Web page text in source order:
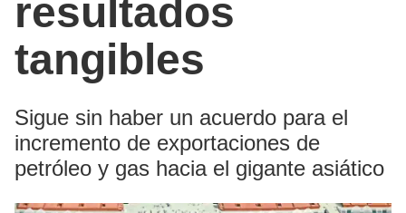
resultados
tangibles
Sigue sin haber un acuerdo para el
incremento de exportaciones de
petróleo y gas hacia el gigante asiático